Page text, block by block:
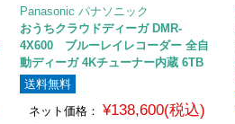
Panasonic パナソニック
おうちクラウドディーガ DMR-
4X600 ブルーレイレコーダー 全自
動ディーガ 4Kチューナー内蔵 6TB
送料無料
ネット価格：
¥138,600(税込)